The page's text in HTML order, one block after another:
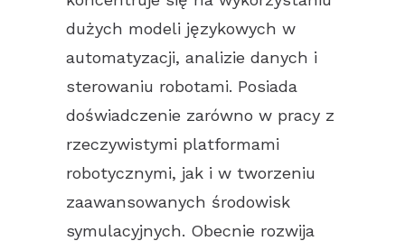
dużych modeli językowych w
automatyzacji, analizie danych i
sterowaniu robotami. Posiada
doświadczenie zarówno w pracy z
rzeczywistymi platformami
robotycznymi, jak i w tworzeniu
zaawansowanych środowisk
symulacyjnych. Obecnie rozwija